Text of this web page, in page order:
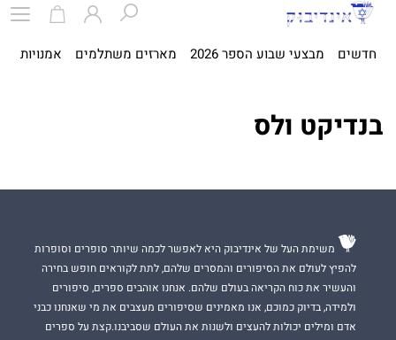
חדשים מבצעי שבוע הספר 2026 מארזים משתלמים אמנויות
בנדיקט ולס
משימת העל של אינדיבוק היא לאפשר לכמה שיותר סופרים וסופרות
להפיץ לעולם את הסיפורים והמסרים שלהם, לתת לקוראים חופש בחירה
והעשיר את כוח הקריאה בעולם שלהם. אנחנו אוהבים ספרים, סיפורים
ולמידה, בדיוק כמוכם, אנו מאמינים שסיפורים מעצבים את מי שאנחנו כבני
אדם ומילים יכולות להעצים ולשנות את העולם שסביבנו.קצת על ספרים